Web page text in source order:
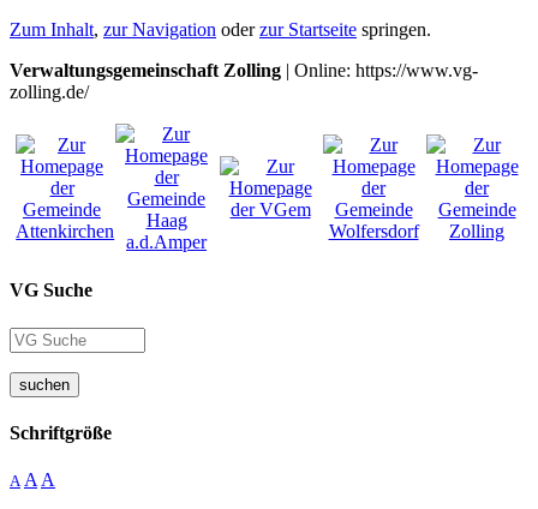
Zum Inhalt, zur Navigation oderzur Startseite springen.
Verwaltungsgemeinschaft Zolling | Online: https://www.vg-
zolling.de/
VG Suche
suchen
Schriftgröße
A A A